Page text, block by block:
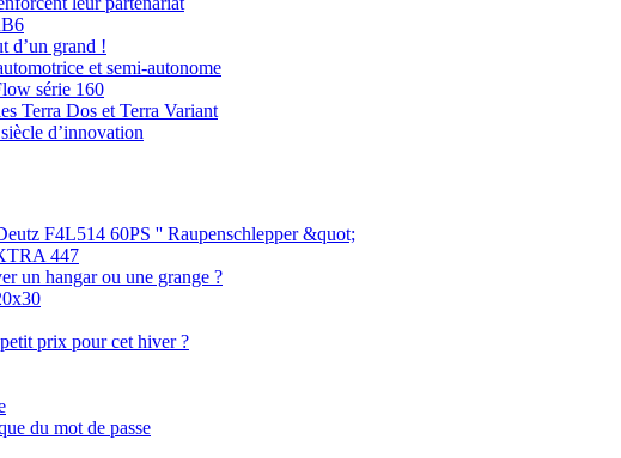
d’un grand !
et semi-autonome
série 160
Terra Dos et Terra Variant
d’innovation
F4L514 60PS '' Raupenschlepper &quot;
447
un hangar ou une grange ?
prix pour cet hiver ?
du mot de passe